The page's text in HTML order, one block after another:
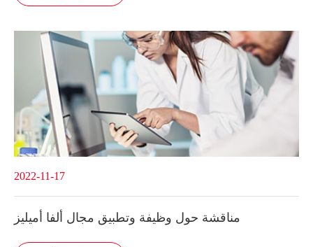
2022-11-17
مناقشة حول وظيفة وتطبيق مجال ألفا أميليز